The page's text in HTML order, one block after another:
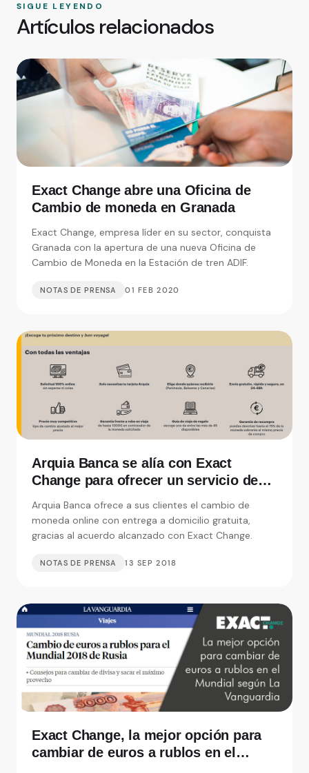
SIGUE LEYENDO
Artículos relacionados
Exact Change abre una Oficina de
Cambio de moneda en Granada
Exact Change, empresa líder en su sector, conquista
Granada con la apertura de una nueva Oficina de
Cambio de Moneda en la Estación de tren ADIF.
NOTAS DE PRENSA 01 FEB 2020
Arquia Banca se alía con Exact
Change para ofrecer un servicio de
domicilio
Arquia Banca ofrece a sus clientes el cambio de
moneda online con entrega a domicilio gratuita,
gracias al acuerdo alcanzado con Exact Change.
NOTAS DE PRENSA 13 SEP 2018
Exact Change, la mejor opción para
cambiar de euros a rublos en el